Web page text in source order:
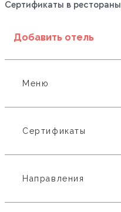
Сертификаты в рестораны
Добавить отель
Меню
Сертификаты
Направления